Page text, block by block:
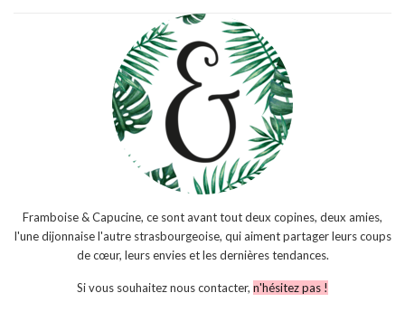
Framboise & Capucine, ce sont avant tout deux copines, deux amies,
l'une dijonnaise l'autre strasbourgeoise, qui aiment partager leurs coups
de cœur, leurs envies et les dernières tendances.
Si vous souhaitez nous contacter, n'hésitez pas !